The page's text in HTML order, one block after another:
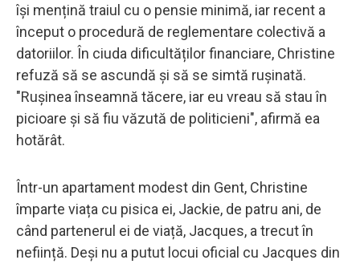
își mențină traiul cu o pensie minimă, iar recent a
început o procedură de reglementare colectivă a
datoriilor. În ciuda dificultăților financiare, Christine
refuză să se ascundă și să se simtă rușinată.
"Rușinea înseamnă tăcere, iar eu vreau să stau în
picioare și să fiu văzută de politicieni", afirmă ea
hotărât.
Într-un apartament modest din Gent, Christine
împarte viața cu pisica ei, Jackie, de patru ani, de
când partenerul ei de viață, Jacques, a trecut în
neființă. Deși nu a putut locui oficial cu Jacques din